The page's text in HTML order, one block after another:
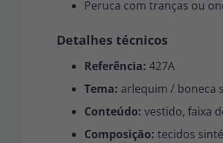
Peruca com tranças ou
Detalhes técnicos
Referência: 427A
Tema: arlequim / boneca
Conteúdo: vestido, faixa
Composição: tecidos